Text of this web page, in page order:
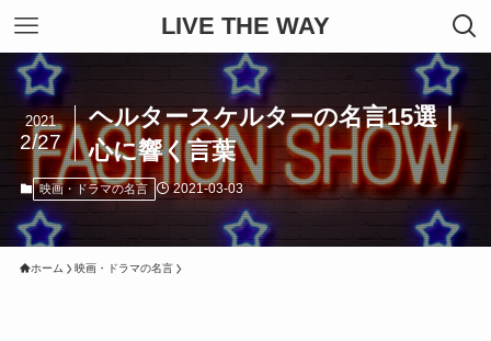
LIVE THE WAY
ヘルタースケルターの名言15選｜
心に響く言葉
2021
2/27
映画・ドラマの名言 2021-03-03
ホーム 映画・ドラマの名言